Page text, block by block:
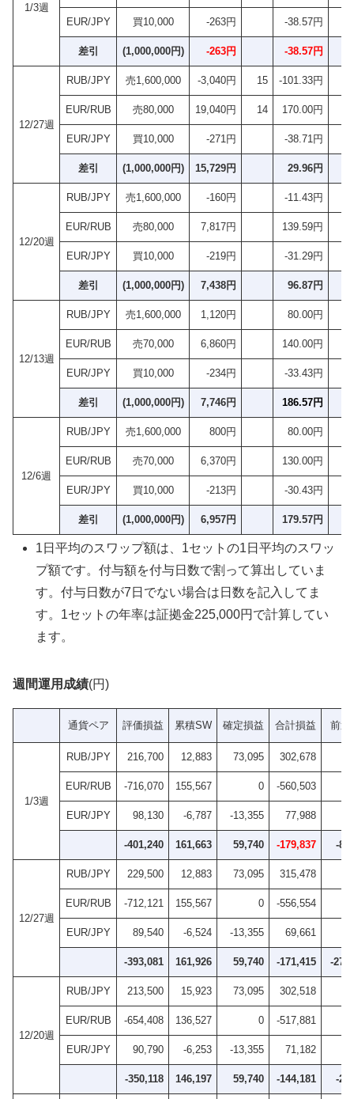
1/3週
EUR/JPY 買10,000 -263円 -38.57円
差引 (1,000,000円) -263円 -38.57円
12/27週
RUB/JPY 売1,600,000 -3,040円 15 -101.33円
EUR/RUB 売80,000 19,040円 14 170.00円
EUR/JPY 買10,000 -271円 -38.71円
差引 (1,000,000円) 15,729円 29.96円
12/20週
RUB/JPY 売1,600,000 -160円 -11.43円
EUR/RUB 売80,000 7,817円 139.59円
EUR/JPY 買10,000 -219円 -31.29円
差引 (1,000,000円) 7,438円 96.87円
12/13週
RUB/JPY 売1,600,000 1,120円 80.00円
EUR/RUB 売70,000 6,860円 140.00円
EUR/JPY 買10,000 -234円 -33.43円
差引 (1,000,000円) 7,746円 186.57円
12/6週
RUB/JPY 売1,600,000 800円 80.00円
EUR/RUB 売70,000 6,370円 130.00円
EUR/JPY 買10,000 -213円 -30.43円
差引 (1,000,000円) 6,957円 179.57円
1日平均のスワップ額は、1セットの1日平均のスワッ
プ額です。付与額を付与日数で割って算出していま
す。付与日数が7日でない場合は日数を記入してま
す。1セットの年率は証拠金225,000円で計算してい
ます。
週間運用成績(円)
通貨ペア 評価損益 累積SW 確定損益 合計損益 前週
1/3週
RUB/JPY 216,700 12,883 73,095 302,678
EUR/RUB -716,070 155,567 0 -560,503
EUR/JPY 98,130 -6,787 -13,355 77,988
-401,240 161,663 59,740 -179,837 -
12/27週
RUB/JPY 229,500 12,883 73,095 315,478
EUR/RUB -712,121 155,567 0 -556,554
EUR/JPY 89,540 -6,524 -13,355 69,661
-393,081 161,926 59,740 -171,415 -
12/20週
RUB/JPY 213,500 15,923 73,095 302,518
EUR/RUB -654,408 136,527 0 -517,881
EUR/JPY 90,790 -6,253 -13,355 71,182
-350,118 146,197 59,740 -144,181 -